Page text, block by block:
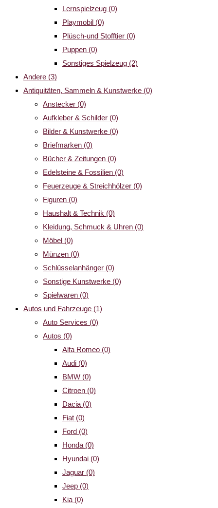
Lernspielzeug (0)
Playmobil (0)
Plüsch-und Stofftier (0)
Puppen (0)
Sonstiges Spielzeug (2)
Andere (3)
Antiquitäten, Sammeln & Kunstwerke (0)
Anstecker (0)
Aufkleber & Schilder (0)
Bilder & Kunstwerke (0)
Briefmarken (0)
Bücher & Zeitungen (0)
Edelsteine & Fossilien (0)
Feuerzeuge & Streichhölzer (0)
Figuren (0)
Haushalt & Technik (0)
Kleidung, Schmuck & Uhren (0)
Möbel (0)
Münzen (0)
Schlüsselanhänger (0)
Sonstige Kunstwerke (0)
Spielwaren (0)
Autos und Fahrzeuge (1)
Auto Services (0)
Autos (0)
Alfa Romeo (0)
Audi (0)
BMW (0)
Citroen (0)
Dacia (0)
Fiat (0)
Ford (0)
Honda (0)
Hyundai (0)
Jaguar (0)
Jeep (0)
Kia (0)